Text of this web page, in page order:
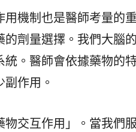
機制也是醫師考量的
劑量選擇。我們大腦
。醫師會依據藥物的
作用。
交互作用」。當我們